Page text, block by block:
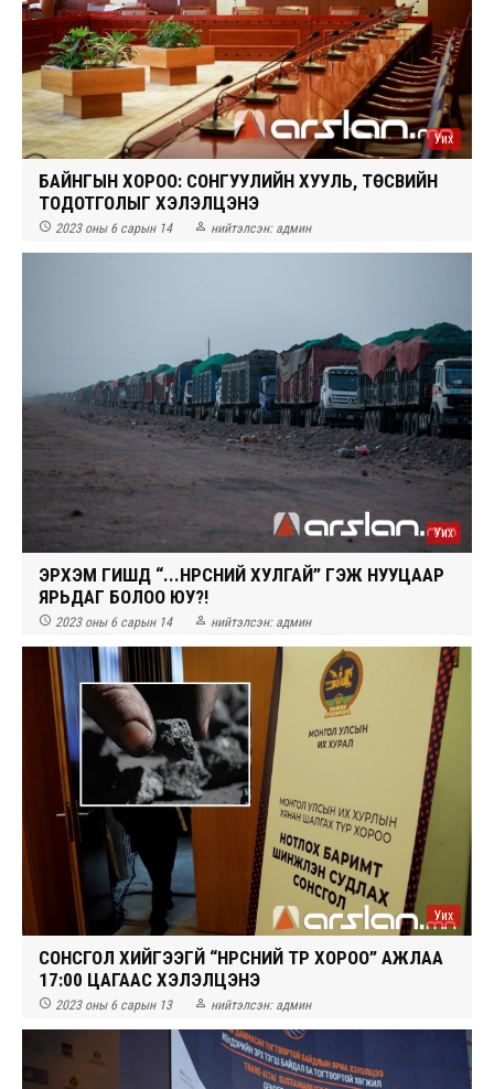
Уих
БАЙНГЫН ХОРОО: СОНГУУЛИЙН ХУУЛЬ, ТӨСВИЙН
ТОДОТГОЛЫГ ХЭЛЭЛЦЭНЭ
 2023 оны 6 сарын 14  нийтэлсэн: админ
Уих
ЭРХЭМ ГИШҮҮД “...НҮҮРСНИЙ ХУЛГАЙ” ГЭЖ НУУЦААР
ЯРЬДАГ БОЛОО ЮУ?!
 2023 оны 6 сарын 14  нийтэлсэн: админ
Уих
СОНСГОЛ ХИЙГЭЭГҮЙ “НҮҮРСНИЙ ТҮР ХОРОО” АЖЛАА
17:00 ЦАГААС ХЭЛЭЛЦЭНЭ
 2023 оны 6 сарын 13  нийтэлсэн: админ